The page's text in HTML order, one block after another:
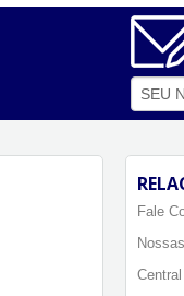
Fale